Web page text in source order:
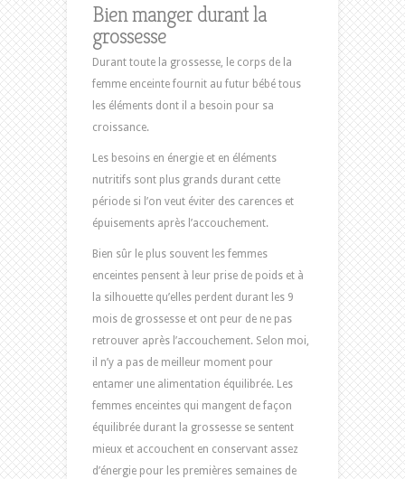
Bien manger durant la
grossesse
Durant toute la grossesse, le corps de la
femme enceinte fournit au futur bébé tous
les éléments dont il a besoin pour sa
croissance.
Les besoins en énergie et en éléments
nutritifs sont plus grands durant cette
période si l’on veut éviter des carences et
épuisements après l’accouchement.
Bien sûr le plus souvent les femmes
enceintes pensent à leur prise de poids et à
la silhouette qu’elles perdent durant les 9
mois de grossesse et ont peur de ne pas
retrouver après l’accouchement. Selon moi,
il n’y a pas de meilleur moment pour
entamer une alimentation équilibrée. Les
femmes enceintes qui mangent de façon
équilibrée durant la grossesse se sentent
mieux et accouchent en conservant assez
d’énergie pour les premières semaines de